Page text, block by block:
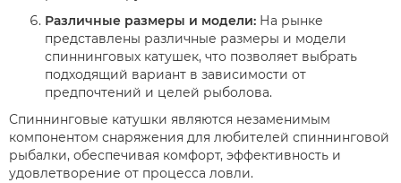
Различные размеры и модели: На рынке
представлены различные размеры и модели
спиннинговых катушек, что позволяет выбрать
подходящий вариант в зависимости от
предпочтений и целей рыболова.
Спиннинговые катушки являются незаменимым
компонентом снаряжения для любителей спиннинговой
рыбалки, обеспечивая комфорт, эффективность и
удовлетворение от процесса ловли.